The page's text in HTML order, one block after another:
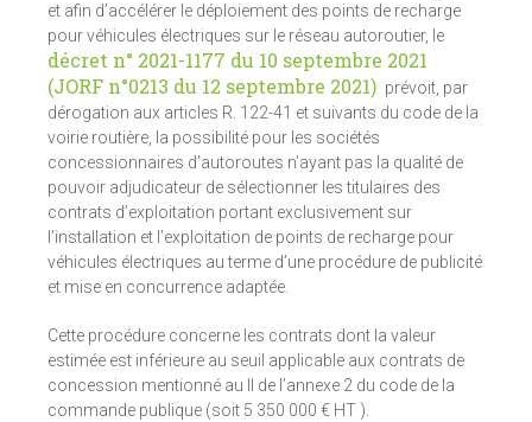
et afin d’accélérer le déploiement des points de recharge
pour véhicules électriques sur le réseau autoroutier, le
décret n° 2021-1177 du 10 septembre 2021
(JORF n°0213 du 12 septembre 2021) prévoit, par
dérogation aux articles R. 122-41 et suivants du code de la
voirie routière, la possibilité pour les sociétés
concessionnaires d’autoroutes n’ayant pas la qualité de
pouvoir adjudicateur de sélectionner les titulaires des
contrats d’exploitation portant exclusivement sur
l’installation et l’exploitation de points de recharge pour
véhicules électriques au terme d’une procédure de publicité
et mise en concurrence adaptée.
Cette procédure concerne les contrats dont la valeur
estimée est inférieure au seuil applicable aux contrats de
concession mentionné au II de l’annexe 2 du code de la
commande publique (soit 5 350 000 € HT ).